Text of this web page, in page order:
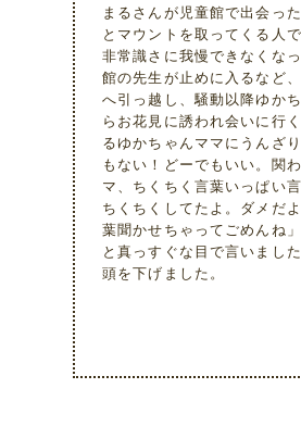
まるさんが児童館で出会っ
とマウントを取ってくる人
非常識さに我慢できなくな
館の先生が止めに入るなど
へ引っ越し、騒動以降ゆか
らお花見に誘われ会いに行
るゆかちゃんママにうんざ
もない！どーでもいい。関
マ、ちくちく言葉いっぱい
ちくちくしてたよ。ダメだ
葉聞かせちゃってごめんね
と真っすぐな目で言いまし
頭を下げました。